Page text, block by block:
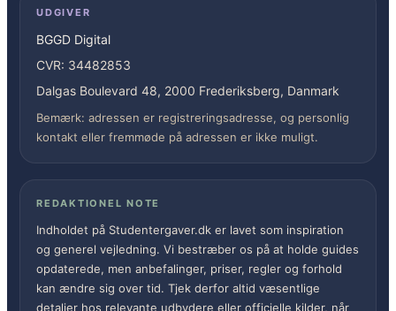
UDGIVER
BGGD Digital
CVR: 34482853
Dalgas Boulevard 48, 2000 Frederiksberg, Danmark
Bemærk: adressen er registreringsadresse, og personlig
kontakt eller fremmøde på adressen er ikke muligt.
REDAKTIONEL NOTE
Indholdet på Studentergaver.dk er lavet som inspiration
og generel vejledning. Vi bestræber os på at holde guides
opdaterede, men anbefalinger, priser, regler og forhold
kan ændre sig over tid. Tjek derfor altid væsentlige
detaljer hos relevante udbydere eller officielle kilder, når